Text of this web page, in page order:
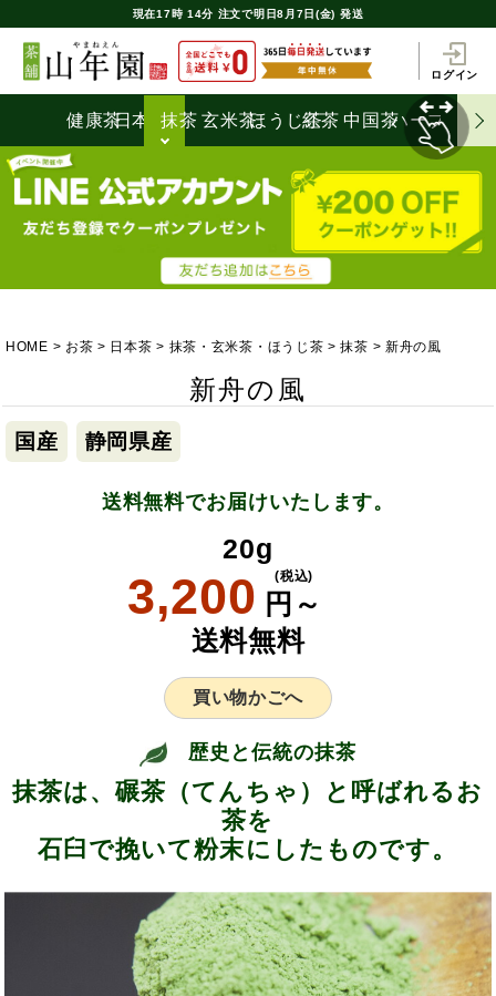
現在17時 14分 注文で明日8月7日(金) 発送
ログイン
健康茶日本茶抹茶 玄米茶ほうじ茶
紅茶 中国茶ハーブティ
HOME お茶 日本茶 抹茶・玄米茶・ほうじ茶 抹茶 新舟の風
新舟の風
国産 静岡県産
送料無料でお届けいたします。
20g
3,200 円～
(税込)
送料無料
買い物かごへ
歴史と伝統の抹茶
抹茶は、碾茶（てんちゃ）と呼ばれるお
茶を
石臼で挽いて粉末にしたものです。